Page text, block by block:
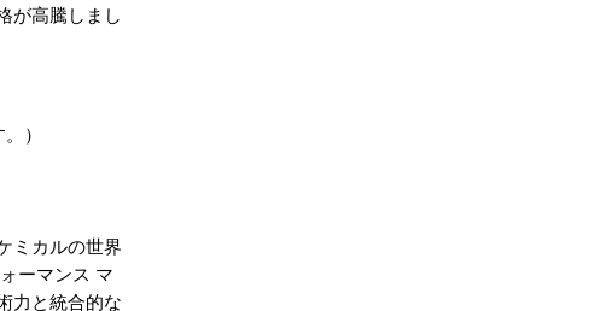
が高騰しまし
）
ミカルの世界
ーマンス マ
力と統合的な